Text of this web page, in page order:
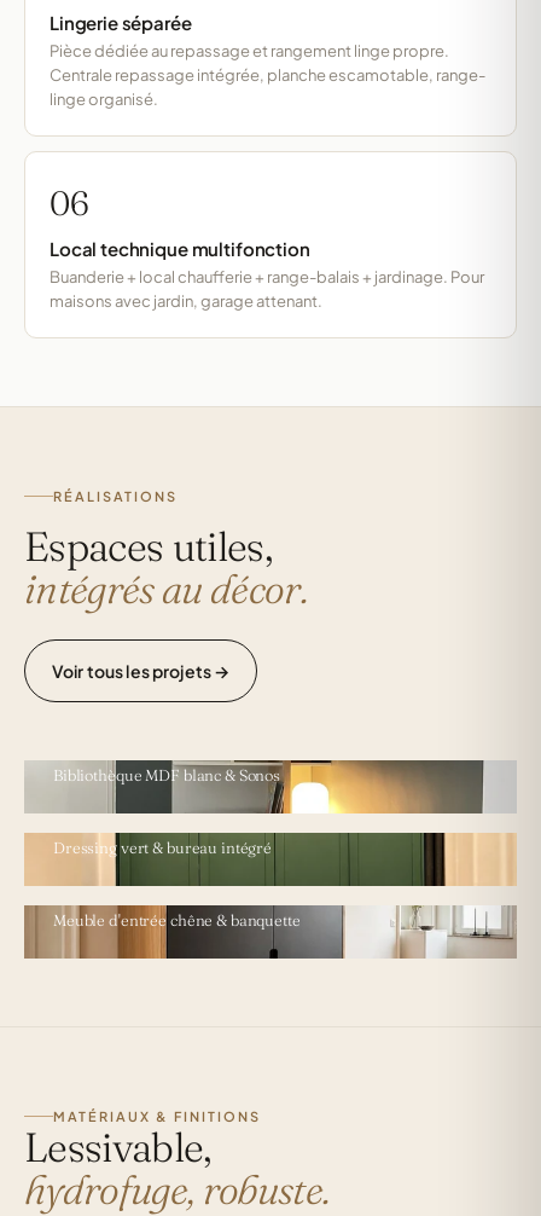
Lingerie séparée
Pièce dédiée au repassage et rangement linge propre.
Centrale repassage intégrée, planche escamotable, range-
linge organisé.
06
Local technique multifonction
Buanderie + local chaufferie + range-balais + jardinage. Pour
maisons avec jardin, garage attenant.
RÉALISATIONS
Espaces utiles,
intégrés au décor.
Voir tous les projets →
Bibliothèque MDF blanc & Sonos
Dressing vert & bureau intégré
Meuble d'entrée chêne & banquette
MATÉRIAUX & FINITIONS
Lessivable,
hydrofuge, robuste.